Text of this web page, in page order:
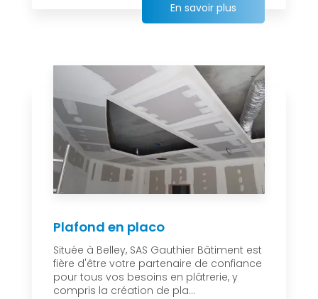
En savoir plus
Plafond en placo
Située à Belley, SAS Gauthier Bâtiment est
fière d'être votre partenaire de confiance
pour tous vos besoins en plâtrerie, y
compris la création de pla...